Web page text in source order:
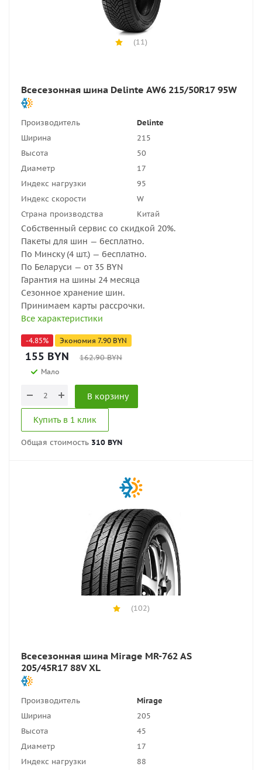
(11)
Всесезонная шина Delinte AW6 215/50R17 95W
Производитель
Delinte
Ширина
215
Высота
50
Диаметр
17
Индекс нагрузки
95
Индекс скорости
W
Страна производства
Китай
Собственный сервис со скидкой 20%.
Пакеты для шин — бесплатно.
По Минску (4 шт.) — бесплатно.
По Беларуси — от 35 BYN
Гарантия на шины 24 месяца
Сезонное хранение шин.
Принимаем карты рассрочки.
Все характеристики
-4.85% Экономия 7.90 BYN
155 BYN 162.90BYN
Мало
В корзину
Купить в 1 клик
Общая стоимость 310 BYN
(102)
Всесезонная шина Mirage MR-762 AS
205/45R17 88V XL
Производитель
Mirage
Ширина
205
Высота
45
Диаметр
17
Индекс нагрузки
88